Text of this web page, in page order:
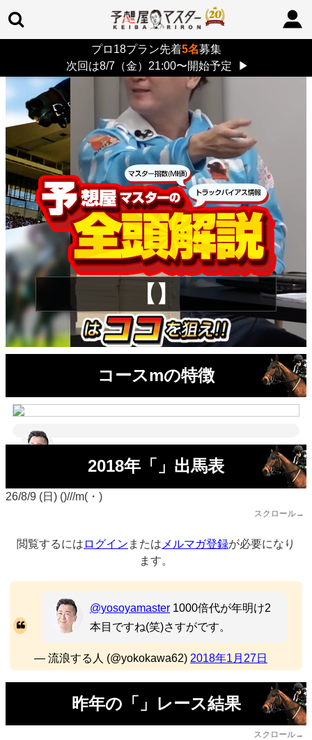
プロ18プラン先着5名募集
次回は8/7（金）21:00〜開始予定
▶
> 26/8/9 (日)
【】
コースmの特徴
2018年「」出馬表
26/8/9 (日) ()///m(・)
スクロール→
閲覧するには ログイン または メルマガ登録が必要になり
ます。
@yosoyamaster 1000倍代が年明け2
本目ですね(笑)さすがです。
— 流浪する人 (@yokokawa62) 2018年1月27日
昨年の「」レース結果
スクロール→